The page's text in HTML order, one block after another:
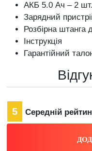
АКБ 5.0 Ач – 2 шт.
Зарядний
Розбірна штанга
Інструкція
Гарантійний
5 Середній